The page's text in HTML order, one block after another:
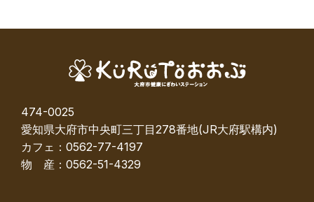
474-0025
愛知県大府市中央町三丁目278番地(JR大府駅構内)
カフェ：0562-77-4197
物 産：0562-51-4329